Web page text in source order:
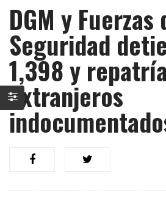
DGM y Fuerzas
Seguridad
1,398 y
extranjeros